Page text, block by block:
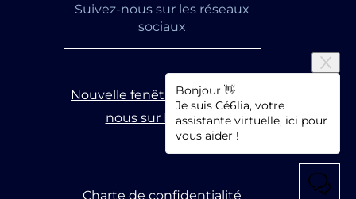
Suivez-nous sur les réseaux
sociaux
Nouvelle fenêtre
Suivez-
nous sur Linkedin
Charte de confidentialité
Bonjour 👋
Je suis Cé6lia, votre
assistante virtuelle, ici pour
vous aider !